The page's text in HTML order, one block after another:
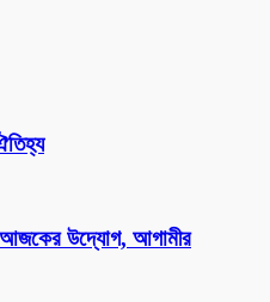
আজকের উদ্যোগ, আগামীর